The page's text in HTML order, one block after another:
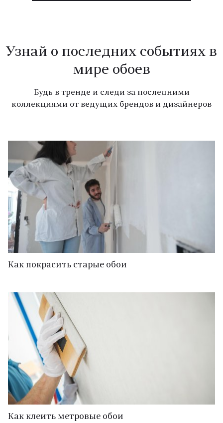
Узнай о последних событиях в
мире обоев
Будь в тренде и следи за последними
коллекциями от ведущих брендов и дизайнеров
Как покрасить старые обои
Как клеить метровые обои